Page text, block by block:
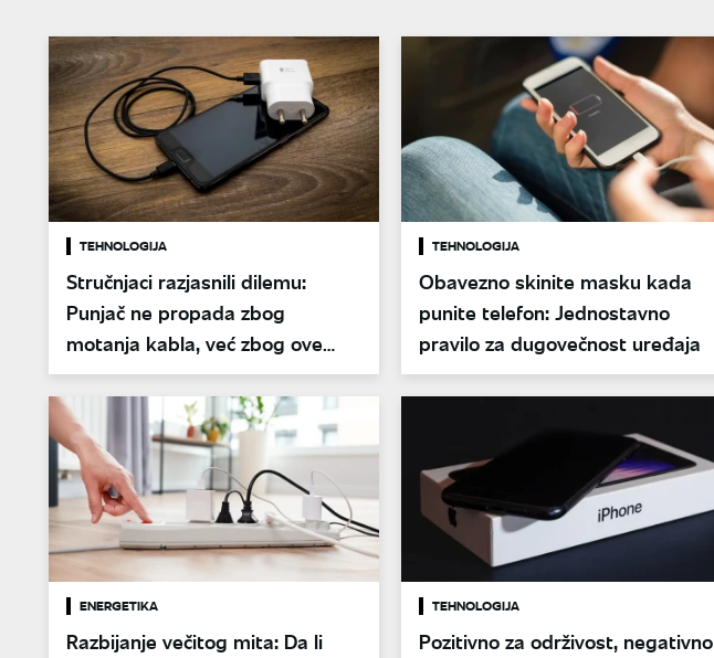
TEHNOLOGIJA
Stručnjaci razjasnili dilemu:
Punjač ne propada zbog
motanja kabla, već zbog ove
greške
TEHNOLOGIJA
Obavezno skinite masku kada
punite telefon: Jednostavno
pravilo za dugovečnost uređaja
ENERGETIKA
Razbijanje večitog mita: Da li
TEHNOLOGIJA
Pozitivno za održivost, negativno